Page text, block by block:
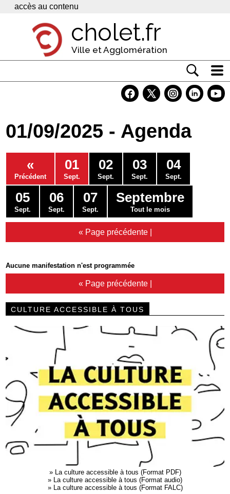
Panneau de gestion des cookies
accès au contenu
cholet.fr
Ville et Agglomération
Economie
Services
Contacts
01/09/2025 - Agenda
«
Précédent
01
Sept.
02
Sept.
03
Sept.
04
Sept.
05
Sept.
06
Sept.
07
Sept.
Septembre
Tout le mois
« Page précédente|
Aucune manifestation n'est programmée
« Page précédente|
CULTURE ACCESSIBLE À TOUS
» La culture accessible à tous (Format PDF)
» La culture accessible à tous (Format audio)
» La culture accessible à tous (Format FALC)